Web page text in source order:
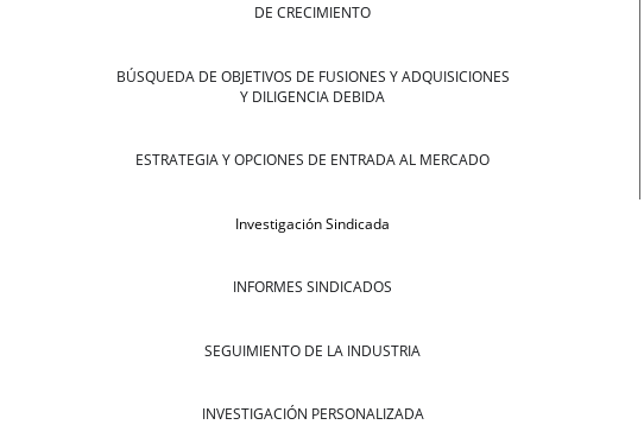
DE CRECIMIENTO
BÚSQUEDA DE OBJETIVOS DE FUSIONES Y ADQUISICIONES
Y DILIGENCIA DEBIDA
ESTRATEGIA Y OPCIONES DE ENTRADA AL MERCADO
Investigación Sindicada
INFORMES SINDICADOS
SEGUIMIENTO DE LA INDUSTRIA
INVESTIGACIÓN PERSONALIZADA